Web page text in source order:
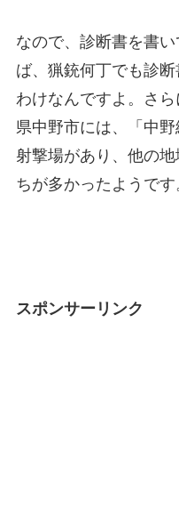
なので、診断書を書
ば、猟銃何丁でも診
わけなんですよ。さ
県中野市には、「中
射撃場があり、他の
ちが多かったようです
スポンサーリンク